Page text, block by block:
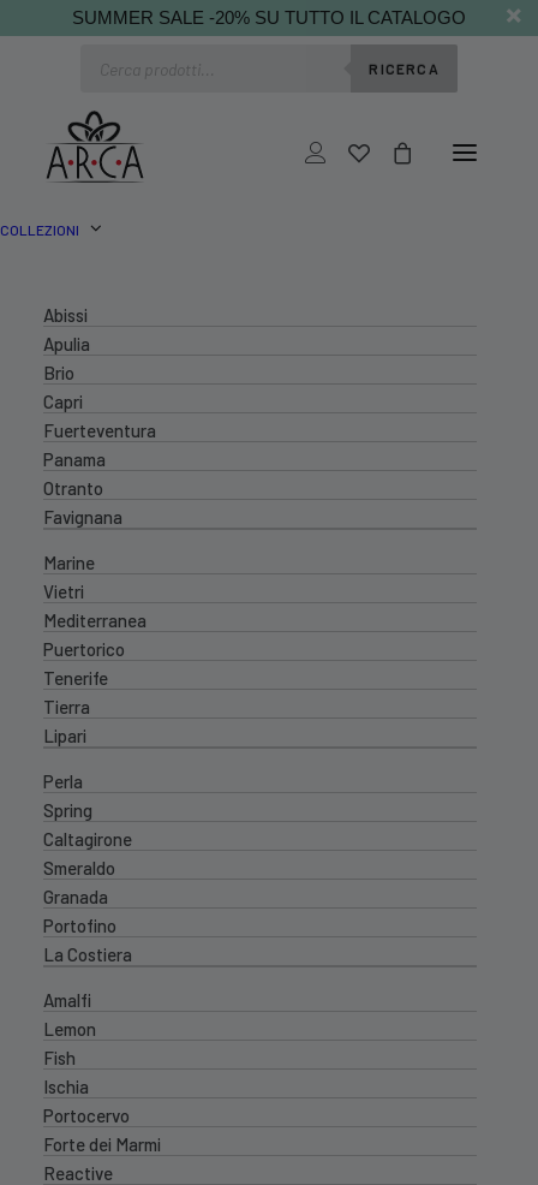
SUMMER SALE -20% SU TUTTO IL CATALOGO
RICERCA
COLLEZIONI
Abissi
Apulia
Brio
Capri
Fuerteventura
Panama
Otranto
Favignana
Marine
Vietri
Mediterranea
Puertorico
Tenerife
Tierra
Lipari
Perla
Spring
Caltagirone
Smeraldo
Granada
Portofino
La Costiera
Amalfi
Lemon
Fish
Ischia
Portocervo
Forte dei Marmi
Reactive